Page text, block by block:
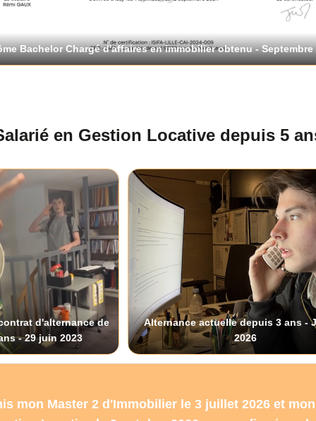
Bachelor Chargé d'affaires en immobilier obtenu - Septembre
en Gestion Locative depuis 5
d'alternance de
- 29 juin 2023
Alternance actuelle depuis 3 ans -
2026
mon Master 2 d'Immobilier le 3 juillet 2026 et